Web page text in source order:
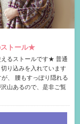
ストール★
るストールです★ 普通
り込みを入れています
、 腰もすっぽり隠れる
山あるので、是非ご覧